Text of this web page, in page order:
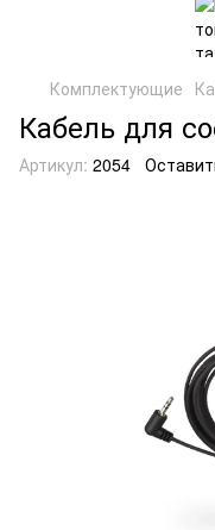
Комплектующие
Кабель для
Артикул: 2054